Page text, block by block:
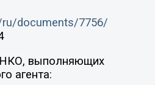
documents/7756/
НКО, выполняющих
агента: